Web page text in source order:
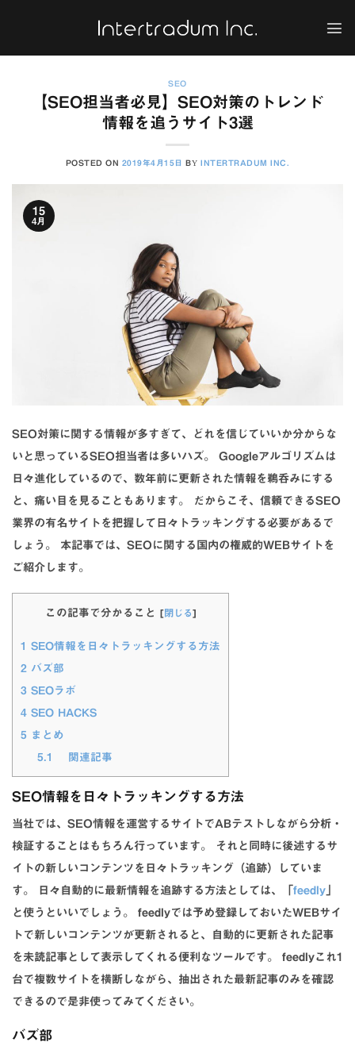
content
SEO
【SEO担当者必見】SEO対策のトレンド
情報を追うサイト3選
POSTED ON 2019年4月15日 BYINTERTRADUM INC.
15
4月
SEO対策に関する情報が多すぎて、どれを信じていいか分からな
いと思っているSEO担当者は多いハズ。 Googleアルゴリズムは
日々進化しているので、数年前に更新された情報を鵜呑みにする
と、痛い目を見ることもあります。 だからこそ、信頼できるSEO
業界の有名サイトを把握して日々トラッキングする必要があるで
しょう。 本記事では、SEOに関する国内の権威的WEBサイトを
ご紹介します。
この記事で分かること [閉じる]
1
SEO情報を日々トラッキングする方法
2 バズ部
3 SEOラボ
4 SEO HACKS
5 まとめ
5.1
関連記事
SEO情報を日々トラッキングする方法
当社では、SEO情報を運営するサイトでABテストしながら分析・
検証することはもちろん行っています。 それと同時に後述するサ
イトの新しいコンテンツを日々トラッキング（追跡）していま
す。 日々自動的に最新情報を追跡する方法としては、「feedly
と使うといいでしょう。 feedlyでは予め登録しておいたWEBサイ
トで新しいコンテンツが更新されると、自動的に更新された記事
を未読記事として表示してくれる便利なツールです。 feedlyこれ1
台で複数サイトを横断しながら、抽出された最新記事のみを確認
できるので是非使ってみてください。
バズ部